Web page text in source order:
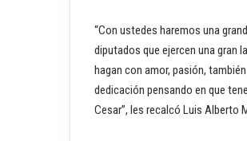
“Con ustedes haremos una
diputados que ejercen una gran
hagan con amor, pasión,
dedicación pensando en que
Cesar”, les recalcó Luis Alberto